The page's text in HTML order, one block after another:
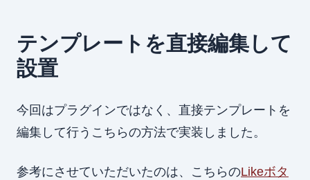
テンプレートを直接編集して
設置
今回はプラグインではなく、直接テンプレートを
編集して行うこちらの方法で実装しました。
参考にさせていただいたのは、こちらのLikeボタ